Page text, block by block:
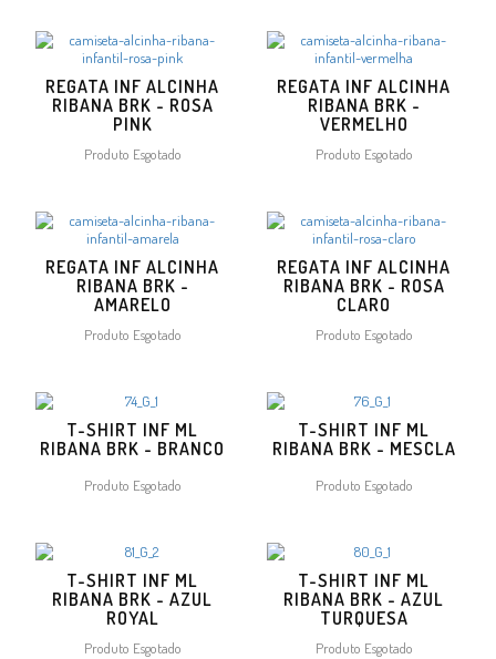
REGATA INF ALCINHA
RIBANA BRK - ROSA
PINK
Produto Esgotado
REGATA INF ALCINHA
RIBANA BRK -
VERMELHO
Produto Esgotado
REGATA INF ALCINHA
RIBANA BRK -
AMARELO
Produto Esgotado
REGATA INF ALCINHA
RIBANA BRK - ROSA
CLARO
Produto Esgotado
T-SHIRT INF ML
RIBANA BRK - BRANCO
Produto Esgotado
T-SHIRT INF ML
RIBANA BRK - MESCLA
Produto Esgotado
T-SHIRT INF ML
RIBANA BRK - AZUL
ROYAL
Produto Esgotado
T-SHIRT INF ML
RIBANA BRK - AZUL
TURQUESA
Produto Esgotado